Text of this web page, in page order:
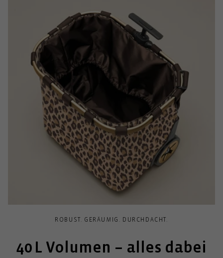
ROBUST. GERÄUMIG. DURCHDACHT.
40 L Volumen – alles dabei